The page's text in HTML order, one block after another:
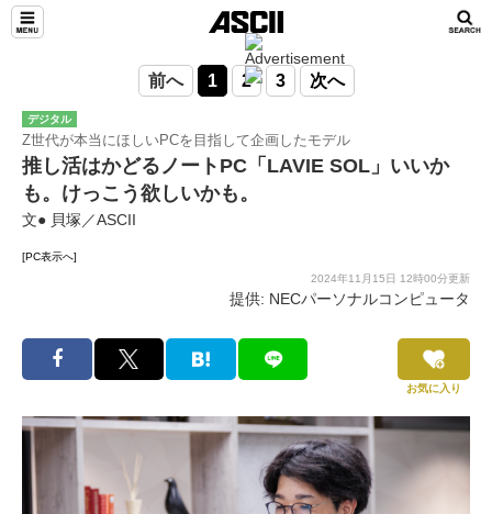
前へ 1 2 3 次へ
デジタル
Z世代が本当にほしいPCを目指して企画したモデル
推し活はかどるノートPC「LAVIE SOL」いいか
も。けっこう欲しいかも。
文● 貝塚／ASCII
[PC表示へ]
2024年11月15日 12時00分更新
提供: NECパーソナルコンピュータ
お気に入り